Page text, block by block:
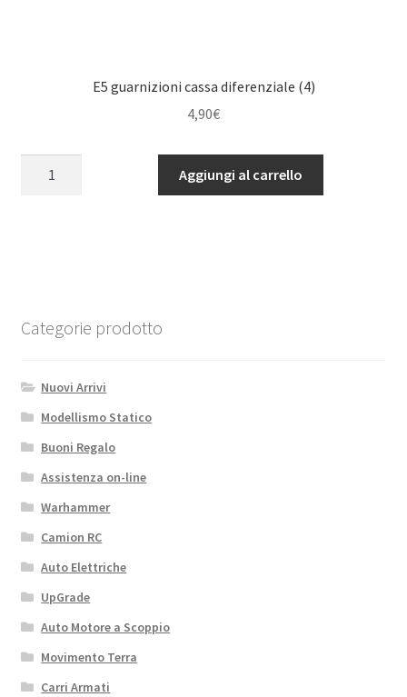
E5 guarnizioni cassa diferenziale (4)
4,90€
Aggiungi al carrello
Categorie prodotto
Nuovi Arrivi
Modellismo Statico
Buoni Regalo
Assistenza on-line
Warhammer
Camion RC
Auto Elettriche
UpGrade
Auto Motore a Scoppio
Movimento Terra
Carri Armati